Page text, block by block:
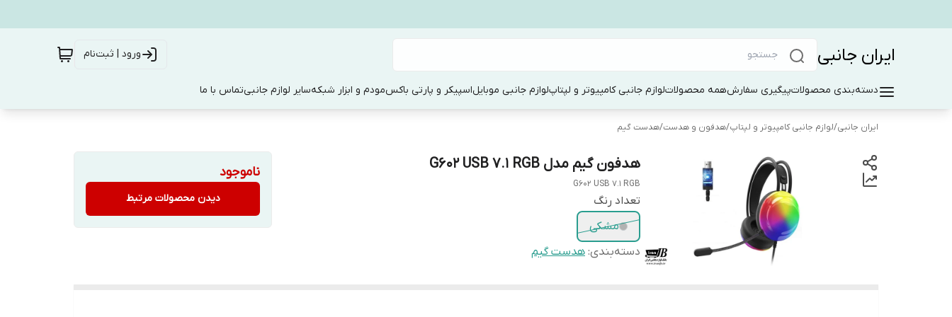
ایران جانبی ورود | ثبت‌نام
دسته‌بندی محصولاتپیگیری سفارشهمه محصولاتلوازم جانبی کامپیوتر و لپتاپلوازم جانبی موبایلاسپیکر و پارتی باکسمودم و ابزار شبکهسایر لوازم جانبیتماس با ما
ایران جانبی/لوازم جانبی کامپیوتر و لپتاپ/هدفون و هدست/هدست گیم
هدفون گیم مدل G602 USB 7.1 RGB
G602 USB 7.1 RGB
تعداد رنگ
مشکی
دسته‌بندی: هدست گیم
ناموجود
دیدن محصولات مرتبط